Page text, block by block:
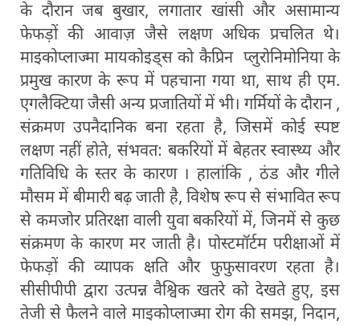
के दौरान जब बुखार, लगातार खांसी और असामान्य
फेफड़ों की आवाज़ जैसे लक्षण अधिक प्रचलित थे।
माइकोप्लाज्मा मायकोइड्स को कैप्रिन प्लुरोनिमोनिया के
प्रमुख कारण के रूप में पहचाना गया था, साथ ही एम.
एगलैक्टिया जैसी अन्य प्रजातियों में भी। गर्मियों के दौरान ,
संक्रमण उपनैदानिक बना रहता है, जिसमें कोई स्पष्ट
लक्षण नहीं होते, संभवत: बकरियों में बेहतर स्वास्थ्य और
गतिविधि के स्तर के कारण । हालांकि , ठंड और गीले
मौसम में बीमारी बढ़ जाती है, विशेष रूप से संभावित रूप
से कमजोर प्रतिरक्षा वाली युवा बकरियों में, जिनमें से कुछ
संक्रमण के कारण मर जाती है। पोस्टमॉर्टम परीक्षाओं में
फेफड़ों की व्यापक क्षति और फुफुसावरण रहता है।
सीसीपीपी द्वारा उत्पन्न वैश्विक खतरे को देखते हुए, इस
तेजी से फैलने वाले माइकोप्लाज्मा रोग की समझ, निदान,